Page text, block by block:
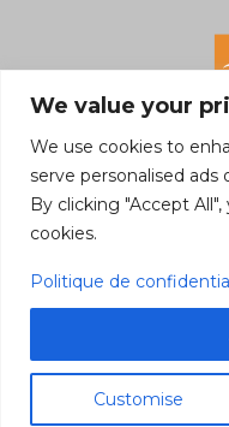
We value your
We use cookies to
serve personalised ads
By clicking "Accept
cookies.
Politique de
Customise
Tel.
©2026 eftacim.org